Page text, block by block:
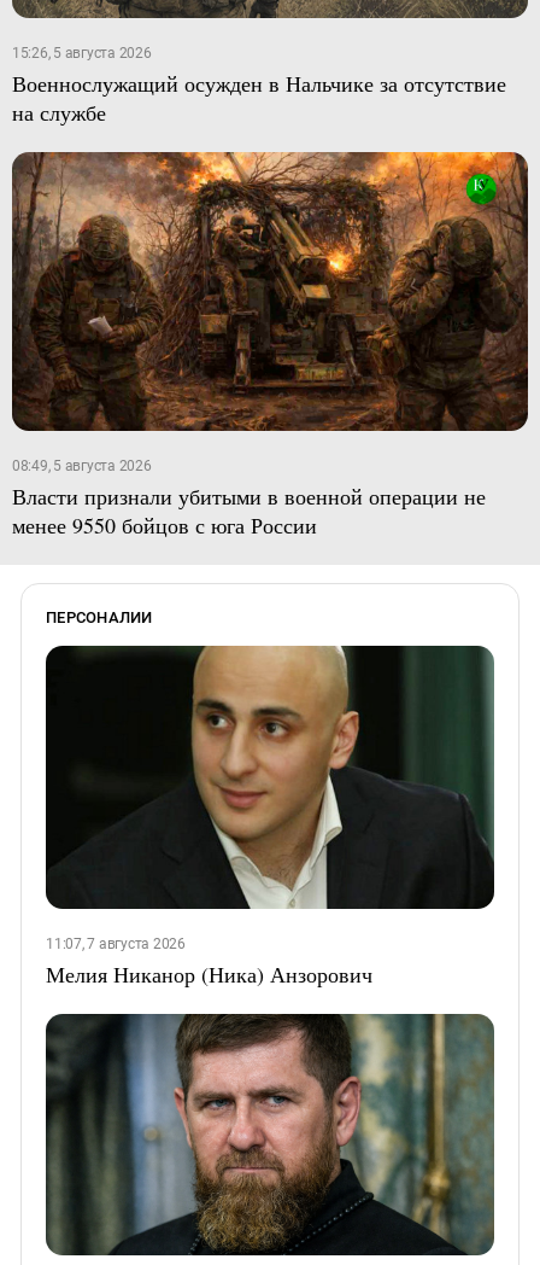
15:26, 5 августа 2026
Военнослужащий осужден в Нальчике за отсутствие
на службе
08:49, 5 августа 2026
Власти признали убитыми в военной операции не
менее 9550 бойцов с юга России
ПЕРСОНАЛИИ
11:07, 7 августа 2026
Мелия Никанор (Ника) Анзорович